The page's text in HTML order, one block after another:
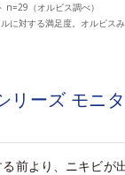
n=29（オルビス調べ）
に対する満足度。オルビス
リーズ モニ
前より、ニキビが